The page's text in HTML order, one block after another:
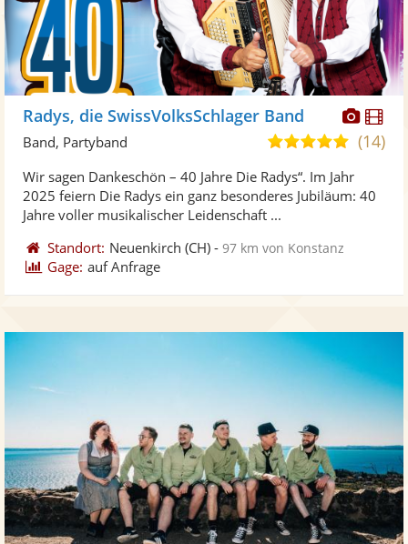
Radys, die SwissVolksSchlager Band
4,9
5
(14)
Band, Partyband
Wir sagen Dankeschön – 40 Jahre Die Radys“. Im Jahr
2025 feiern Die Radys ein ganz besonderes Jubiläum: 40
Jahre voller musikalischer Leidenschaft ...
Standort: Neuenkirch (CH) -97 km von Konstanz
Gage: auf Anfrage